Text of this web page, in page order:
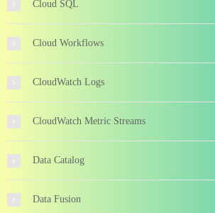
Cloud SQL
Cloud Workflows
CloudWatch Logs
CloudWatch Metric Streams
Data Catalog
Data Fusion